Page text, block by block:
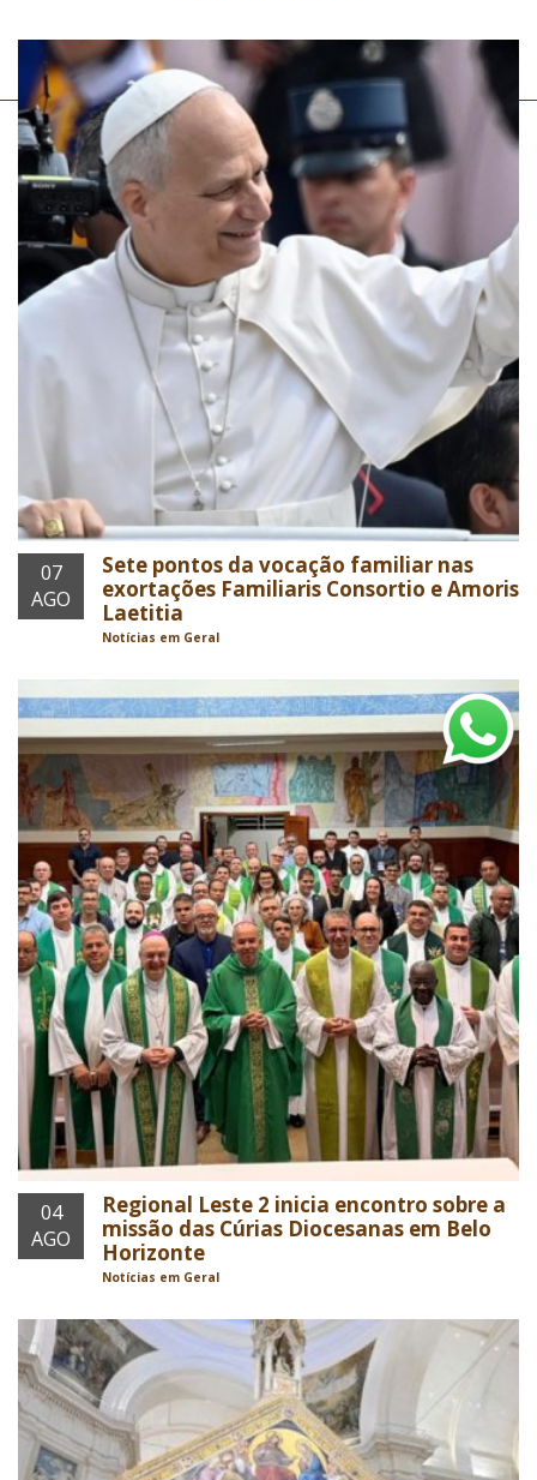
07
AGO
Sete pontos da vocação familiar nas
exortações Familiaris Consortio e Amoris
Laetitia
Notícias em Geral
04
AGO
Regional Leste 2 inicia encontro sobre a
missão das Cúrias Diocesanas em Belo
Horizonte
Notícias em Geral